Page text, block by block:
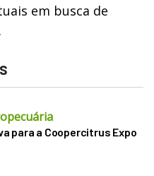
em busca de
para a Coopercitrus Expo